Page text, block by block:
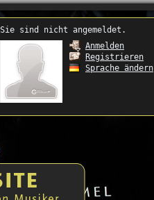
Sie sind nicht angemeldet.
Anmelden
Registrieren
Sprache ändern